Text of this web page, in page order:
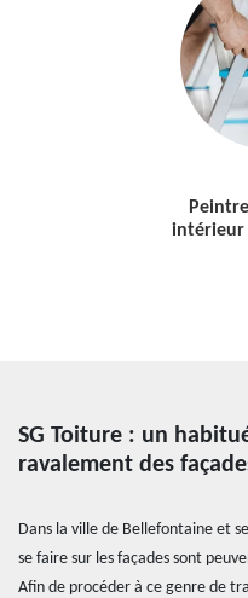
intérieur
SG Toiture : un
ravalement des
Dans la ville de Bellefontaine et
se faire sur les façades sont
Afin de procéder à ce genre de